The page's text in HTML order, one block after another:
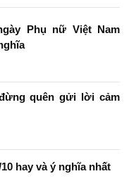
Phụ nữ Việt Nam
quên gửi lời cảm
hay và ý nghĩa nhất